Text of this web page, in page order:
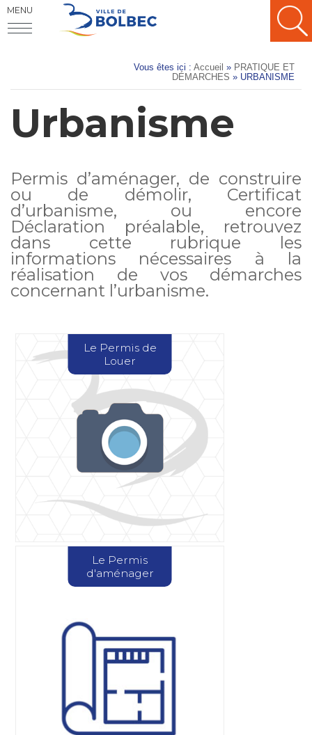
MENU
Vous êtes ici : Accueil » PRATIQUE ET
DÉMARCHES » URBANISME
Urbanisme
Permis d’aménager, de construire
ou de démolir, Certificat
d’urbanisme, ou encore
Déclaration préalable, retrouvez
dans cette rubrique les
informations nécessaires à la
réalisation de vos démarches
concernant l’urbanisme.
Le Permis de
Louer
Le Permis
d'aménager